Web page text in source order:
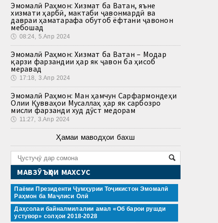
Эмомалӣ Раҳмон: Хизмат ба Ватан, яъне
хизмати ҳарбӣ, мактаби ҷавонмардӣ ва
давраи ҳаматарафа обутоб ёфтани ҷавонон
мебошад
🕔 08:24, 5.Апр 2024
Эмомалӣ Раҳмон: Хизмат ба Ватан – Модар
қарзи фарзандии ҳар як ҷавон ба ҳисоб
меравад
🕔 17:18, 3.Апр 2024
Эмомалӣ Раҳмон: Ман ҳамчун Сарфармондеҳи
Олии Қувваҳои Мусаллаҳ ҳар як сарбозро
мисли фарзанди худ дӯст медорам
🕔 11:27, 3.Апр 2024
Ҳамаи маводҳои бахш
МАВЗӮЪҲОИ МАХСУС
Паёми Президенти Ҷумҳурии Тоҷикистон Эмомалӣ
Раҳмон ба Маҷлиси Олӣ
Даҳсолаи байналмилалии амал «Об барои рушди
устувор» солҳои 2018-2028